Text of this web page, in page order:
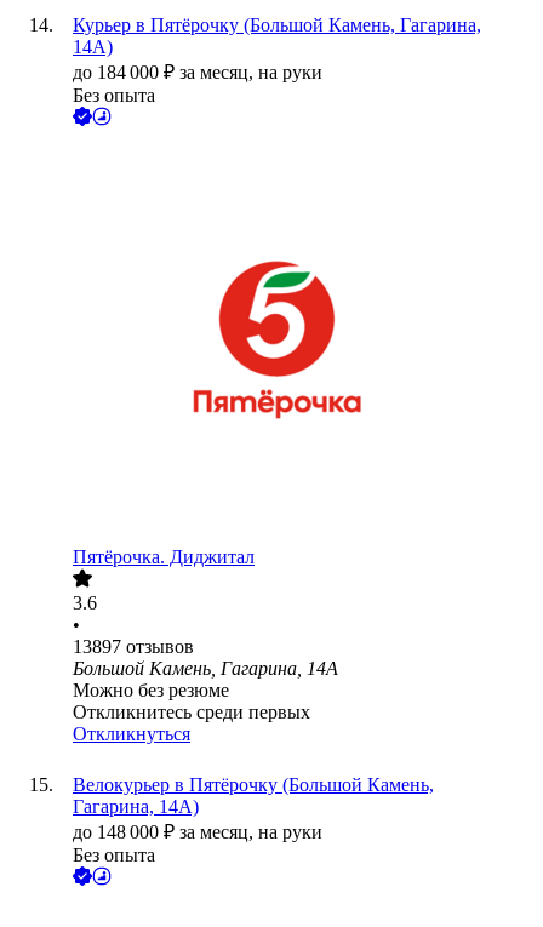
Курьер в Пятёрочку (Большой Камень, Гагарина,
14А)
до 184 000 ₽ за месяц, на руки
Без опыта
Пятёрочка. Диджитал
3.6
•
13897 отзывов
Большой Камень, Гагарина, 14А
Можно без резюме
Откликнитесь среди первых
Откликнуться
Велокурьер в Пятёрочку (Большой Камень,
Гагарина, 14А)
до 148 000 ₽ за месяц, на руки
Без опыта